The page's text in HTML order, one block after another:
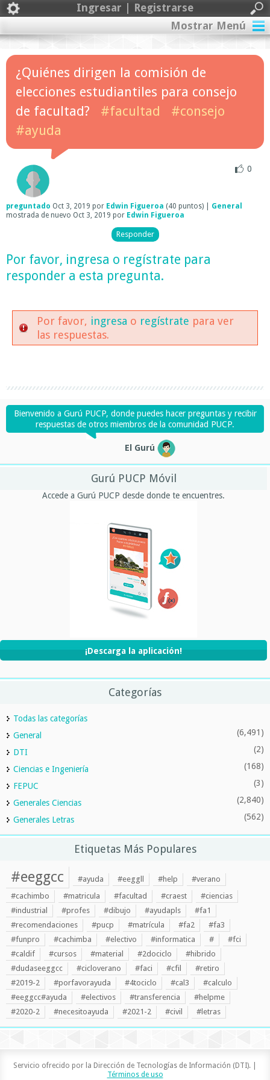
Ingresar | Registrarse
Mostrar Menú
¿Quiénes dirigen la comisión de
elecciones estudiantiles para consejo
de facultad?
#facultad
#consejo
#ayuda
0
preguntado Oct 3, 2019 por Edwin Figueroa (40 puntos)
General
mostrada de nuevo Oct 3, 2019 por Edwin Figueroa
Por favor, ingresa o regístrate para
responder a esta pregunta.
Por favor, ingresa o regístrate para ver
las respuestas.
Bienvenido a Gurú PUCP, donde puedes hacer preguntas y recibir
respuestas de otros miembros de la comunidad PUCP.
El Gurú
Gurú PUCP Móvil
Accede a Gurú PUCP desde donde te encuentres.
¡Descarga la aplicación!
Categorías
Todas las categorías
General
(6,491)
DTI (2)
Ciencias e Ingeniería (168)
FEPUC (3)
Generales Ciencias (2,840)
Generales Letras (562)
Etiquetas Más Populares
#eeggcc #ayuda #eeggll #help
#verano
#cachimbo
#matricula #facultad #craest
#ciencias
#industrial
#profes #dibujo #ayudapls
#fa1
#recomendaciones
#pucp #matrícula #fa2
#fa3
#funpro
#cachimba #electivo #informatica #
#fci
#caldif
#cursos #material #2dociclo
#hibrido
#dudaseeggcc
#cicloverano #faci #cfil
#retiro
#2019-2
#porfavorayuda #4tociclo #cal3
#calculo
#eeggcc#ayuda
#electivos #transferencia
#helpme
#2020-2
#necesitoayuda #2021-2 #civil #letras
Servicio ofrecido por la Dirección de Tecnologías de Información (DTI). |
Términos de uso